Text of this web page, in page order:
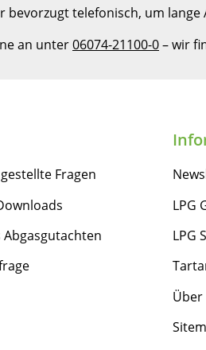
bevorzugt telefonisch, um
an unter06074-21100-0– wir
Fragen
Abgasgutachten
LPG
LPG
Über